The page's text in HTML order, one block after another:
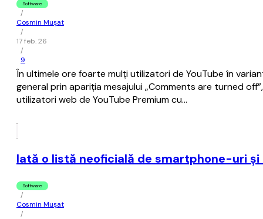
Software
/
Cosmin Mușat
/
17 feb. 26
/
9
În ultimele ore foarte mulţi utilizatori de YouTube în
general prin apariţia mesajului „Comments are turned
utilizatori web de YouTube Premium cu…
Iată o listă neoficială de smartphone-uri
Software
/
Cosmin Mușat
/